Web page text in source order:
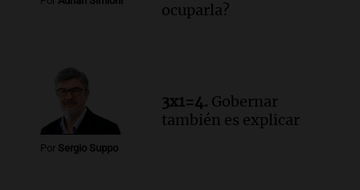
el Senado.
Viva la Radio Rosario
Episodios
Audio.Luis Juez cuestionó la polémica
por la Ley de Tierras: "Construyeron un
ocuparla?
Por Sergio Suppo
3x1=4. Gobernar
también es explicar